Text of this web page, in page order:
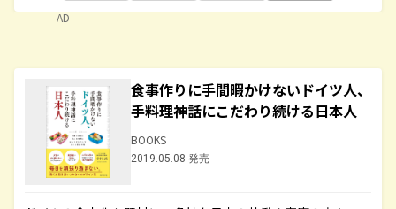
AD
食事作りに手間暇かけないドイツ人、
手料理神話にこだわり続ける日本人
BOOKS
2019.05.08 発売